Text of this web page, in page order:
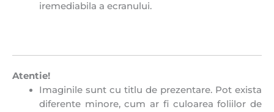
iremediabila a ecranului.
Atentie!
Imaginile sunt cu titlu de prezentare. Pot exista
diferente minore, cum ar fi culoarea foliilor de